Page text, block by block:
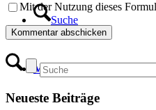
Suche
Menü Menü
Mit der Nutzung dieses
Neueste Beiträge